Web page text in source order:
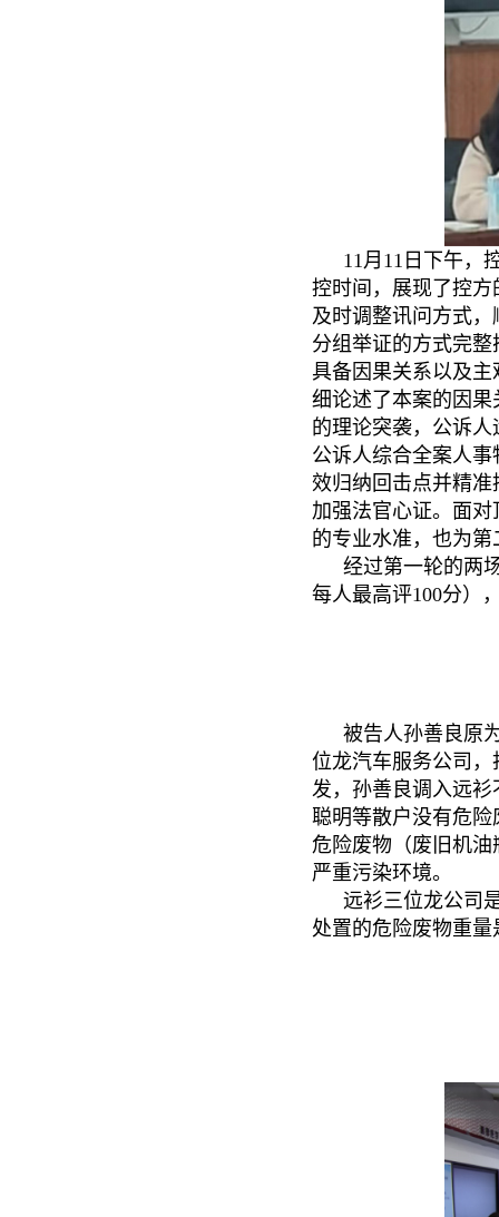
11月11日下午，
控时间，展现了控
及时调整讯问方式
分组举证的方式完
具备因果关系以及
细论述了本案的因
的理论突袭，公诉
公诉人综合全案人
效归纳回击点并精
加强法官心证。面
的专业水准，也为
经过第一轮的两
每人最高评100分）
被告人孙善良原
位龙汽车服务公司
发，孙善良调入远
聪明等散户没有危
危险废物（废旧机
严重污染环境。
远衫三位龙公司
处置的危险废物重